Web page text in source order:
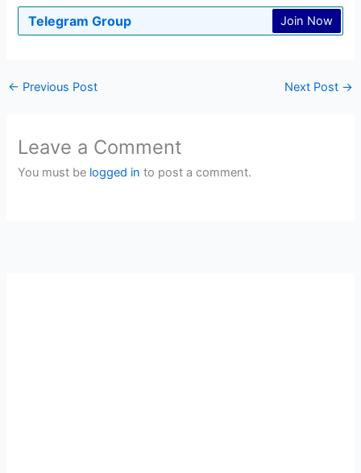
Telegram Group Join Now
← Previous Post Next Post →
Leave a Comment
You must be logged in to post a comment.